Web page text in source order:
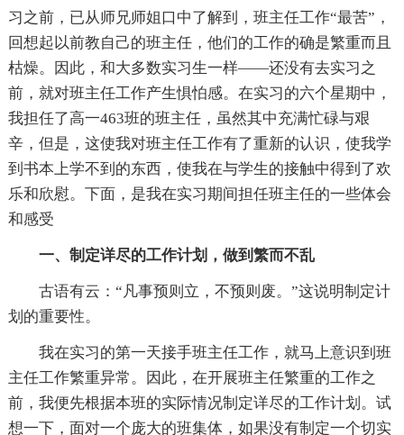
习之前，已从师兄师姐口中了解到，班主任工作“最苦”，
回想起以前教自己的班主任，他们的工作的确是繁重而且
枯燥。因此，和大多数实习生一样——还没有去实习之
前，就对班主任工作产生惧怕感。在实习的六个星期中，
我担任了高一463班的班主任，虽然其中充满忙碌与艰
辛，但是，这使我对班主任工作有了重新的认识，使我学
到书本上学不到的东西，使我在与学生的接触中得到了欢
乐和欣慰。下面，是我在实习期间担任班主任的一些体会
和感受
一、制定详尽的工作计划，做到繁而不乱
古语有云：“凡事预则立，不预则废。”这说明制定计
划的重要性。
我在实习的第一天接手班主任工作，就马上意识到班
主任工作繁重异常。因此，在开展班主任繁重的工作之
前，我便先根据本班的实际情况制定详尽的工作计划。试
想一下，面对一个庞大的班集体，如果没有制定一个切实